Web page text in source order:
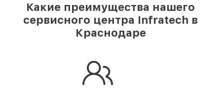
Какие преимущества нашего
сервисного центра Infratech в
Краснодаре